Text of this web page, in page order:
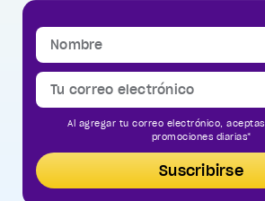
Al agregar tu correo electrónico,
promociones diarias*
Suscribirse